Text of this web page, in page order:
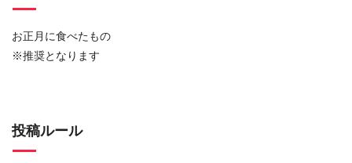
お正月に食べたもの
※推奨となります
投稿ルール